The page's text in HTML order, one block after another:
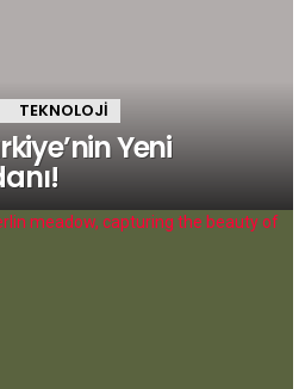
TEKNOLOJI
Yeni